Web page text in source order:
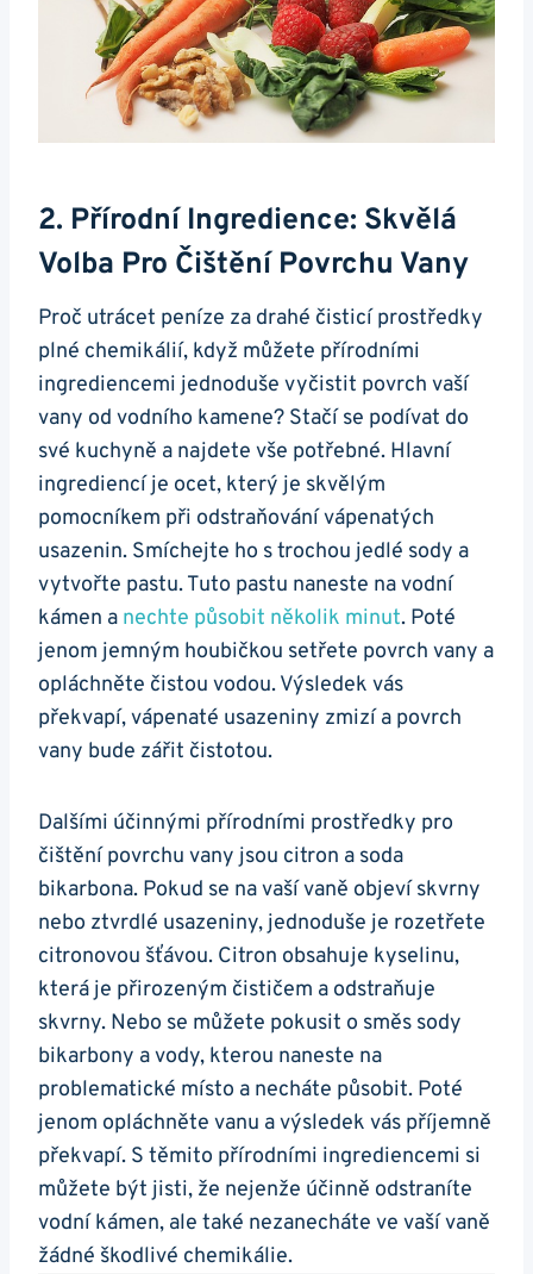
2. Přírodní Ingredience: Skvělá
Volba Pro Čištění Povrchu Vany
Proč utrácet peníze za drahé čisticí prostředky
plné chemikálií, když můžete přírodními
ingrediencemi jednoduše vyčistit povrch vaší
vany od vodního kamene? Stačí se podívat do
své kuchyně a najdete vše potřebné. Hlavní
ingrediencí je ocet, který je skvělým
pomocníkem při odstraňování vápenatých
usazenin. Smíchejte ho s trochou jedlé sody a
vytvořte pastu. Tuto pastu naneste na vodní
kámen a nechte působit několik minut. Poté
jenom jemným houbičkou setřete povrch vany a
opláchněte čistou vodou. Výsledek vás
překvapí, vápenaté usazeniny zmizí a povrch
vany bude zářit čistotou.
Dalšími účinnými přírodními prostředky pro
čištění povrchu vany jsou citron a soda
bikarbona. Pokud se na vaší vaně objeví skvrny
nebo ztvrdlé usazeniny, jednoduše je rozetřete
citronovou šťávou. Citron obsahuje kyselinu,
která je přirozeným čističem a odstraňuje
skvrny. Nebo se můžete pokusit o směs sody
bikarbony a vody, kterou naneste na
problematické místo a necháte působit. Poté
jenom opláchněte vanu a výsledek vás příjemně
překvapí. S těmito přírodními ingrediencemi si
můžete být jisti, že nejenže účinně odstraníte
vodní kámen, ale také nezanecháte ve vaší vaně
žádné škodlivé chemikálie.